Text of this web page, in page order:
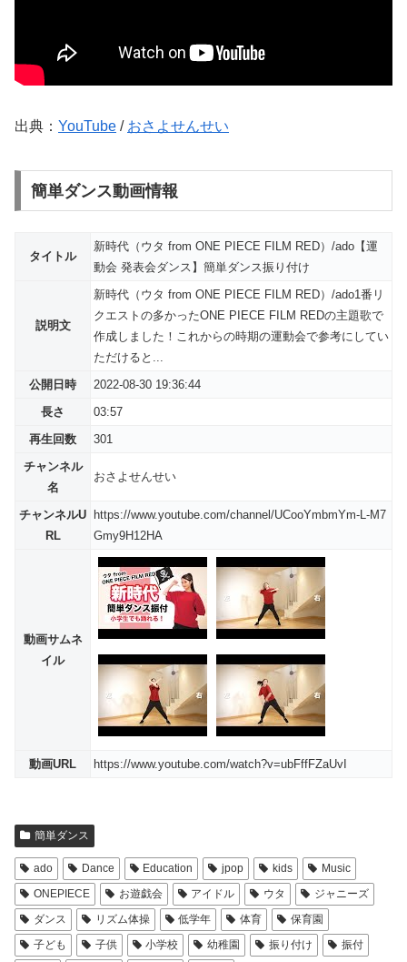
出典： YouTube / おさよせんせい
簡単ダンス動画情報
タイトル
新時代（ウタ from ONE PIECE FILM RED）/ado【運
動会 発表会ダンス】簡単ダンス振り付け
説明文
新時代（ウタ from ONE PIECE FILM RED）/ado1番リ
クエストの多かったONE PIECE FILM REDの主題歌で
作成しました！これからの時期の運動会で参考にしてい
ただけると...
公開日時
2022-08-30 19:36:44
長さ
03:57
再生回数
301
チャンネル
名
おさよせんせい
チャンネルU
RL
https://www.youtube.com/channel/UCooYmbmYm-L-M7
Gmy9H12HA
動画サムネ
イル
動画URL https://www.youtube.com/watch?v=ubFffFZaUvI
簡単ダンス
ado Dance Education jpop kids
Music
ONEPIECE
お遊戯会 アイドル ウタ
ジャニーズ
ダンス
リズム体操 低学年 体育
保育園
子ども
子供 小学校 幼稚園 振り付け
振付